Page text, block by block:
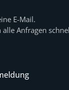
E-Mail.
Anfragen